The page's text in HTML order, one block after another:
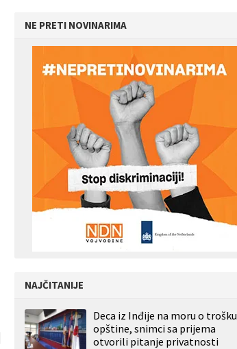
NE PRETI NOVINARIMA
NAJČITANIJE
Deca iz Inđije na moru o trošku
opštine, snimci sa prijema
otvorili pitanje privatnosti